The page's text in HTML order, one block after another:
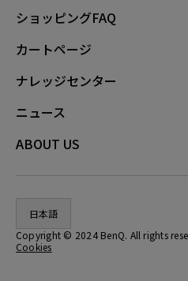
ショッピングFAQ
カートページ
ナレッジセンター
ニュース
ABOUT US
日本語
Copyright © 2024 BenQ. All rights
Cookies